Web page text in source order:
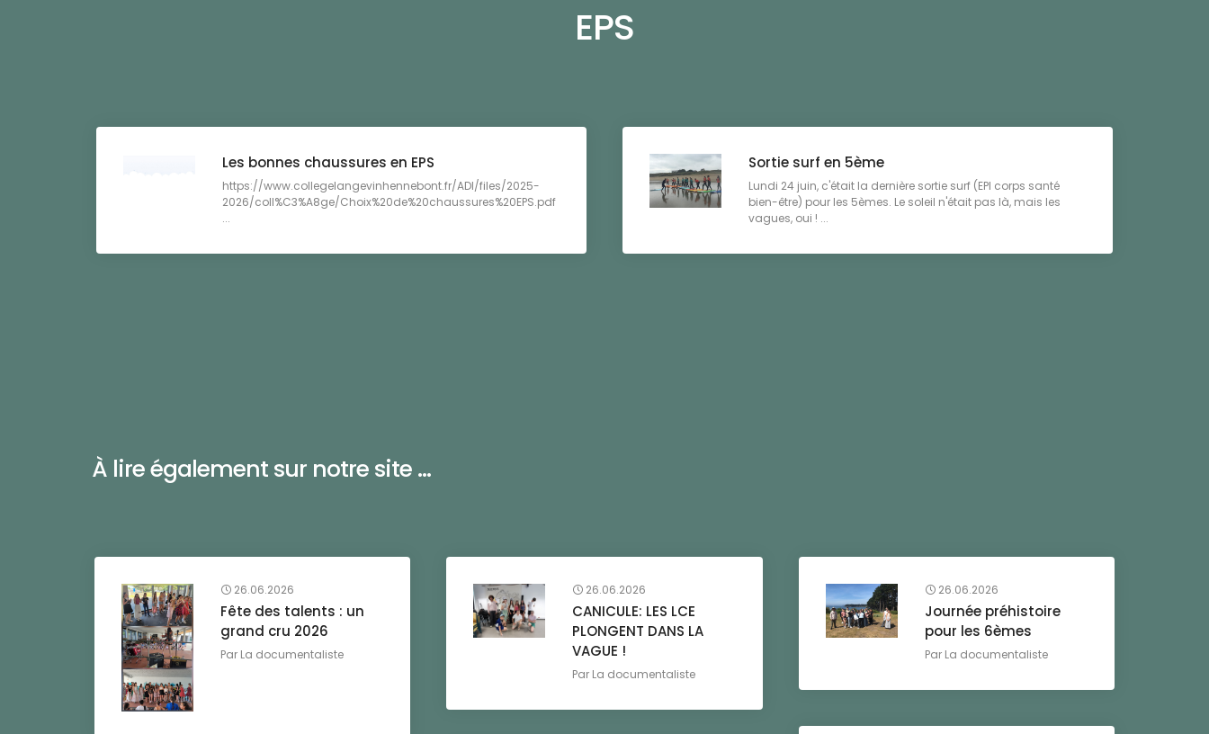
EPS
Les bonnes chaussures en EPS
https://www.collegelangevinhennebont.fr/ADI/files/2025-
2026/coll%C3%A8ge/Choix%20de%20chaussures%20EPS.pdf
...
Sortie surf en 5ème
Lundi 24 juin, c'était la dernière sortie surf (EPI corps santé
bien-être) pour les 5èmes. Le soleil n'était pas là, mais les
vagues, oui ! ...
À lire également sur notre site ...
26.06.2026
Fête des talents : un
grand cru 2026
Par La documentaliste
26.06.2026
CANICULE: LES LCE
PLONGENT DANS LA
VAGUE !
Par La documentaliste
26.06.2026
Journée préhistoire
pour les 6èmes
Par La documentaliste